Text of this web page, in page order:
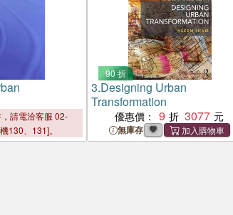
請電洽客服 02-
130、131]。
90 折
3.Designing Urban
Transformation
優惠價： 9 3077
無庫存